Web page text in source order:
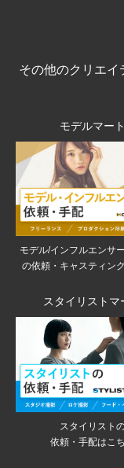
その他のクリエイ
モデルマート
モデル/インフルエンサ
の依頼・キャスティン
スタイリストマ
スタイリスト
依頼・手配はこ